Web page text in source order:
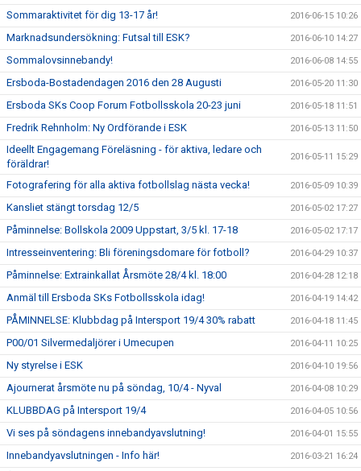
Sommaraktivitet för dig 13-17 år! 2016-06-15 10:26
Marknadsundersökning: Futsal till ESK? 2016-06-10 14:27
Sommalovsinnebandy! 2016-06-08 14:55
Ersboda-Bostadendagen 2016 den 28 Augusti 2016-05-20 11:30
Ersboda SKs Coop Forum Fotbollsskola 20-23 juni 2016-05-18 11:51
Fredrik Rehnholm: Ny Ordförande i ESK 2016-05-13 11:50
Ideellt Engagemang Föreläsning - för aktiva, ledare och
föräldrar!
2016-05-11 15:29
Fotografering för alla aktiva fotbollslag nästa vecka! 2016-05-09 10:39
Kansliet stängt torsdag 12/5 2016-05-02 17:27
Påminnelse: Bollskola 2009 Uppstart, 3/5 kl. 17-18 2016-05-02 17:17
Intresseinventering: Bli föreningsdomare för fotboll? 2016-04-29 10:37
Påminnelse: Extrainkallat Årsmöte 28/4 kl. 18:00 2016-04-28 12:18
Anmäl till Ersboda SKs Fotbollsskola idag! 2016-04-19 14:42
PÅMINNELSE: Klubbdag på Intersport 19/4 30% rabatt 2016-04-18 11:45
P00/01 Silvermedaljörer i Umecupen 2016-04-11 10:25
Ny styrelse i ESK 2016-04-10 19:56
Ajournerat årsmöte nu på söndag, 10/4 - Nyval 2016-04-08 10:29
KLUBBDAG på Intersport 19/4 2016-04-05 10:56
Vi ses på söndagens innebandyavslutning! 2016-04-01 15:55
Innebandyavslutningen - Info här! 2016-03-21 16:24